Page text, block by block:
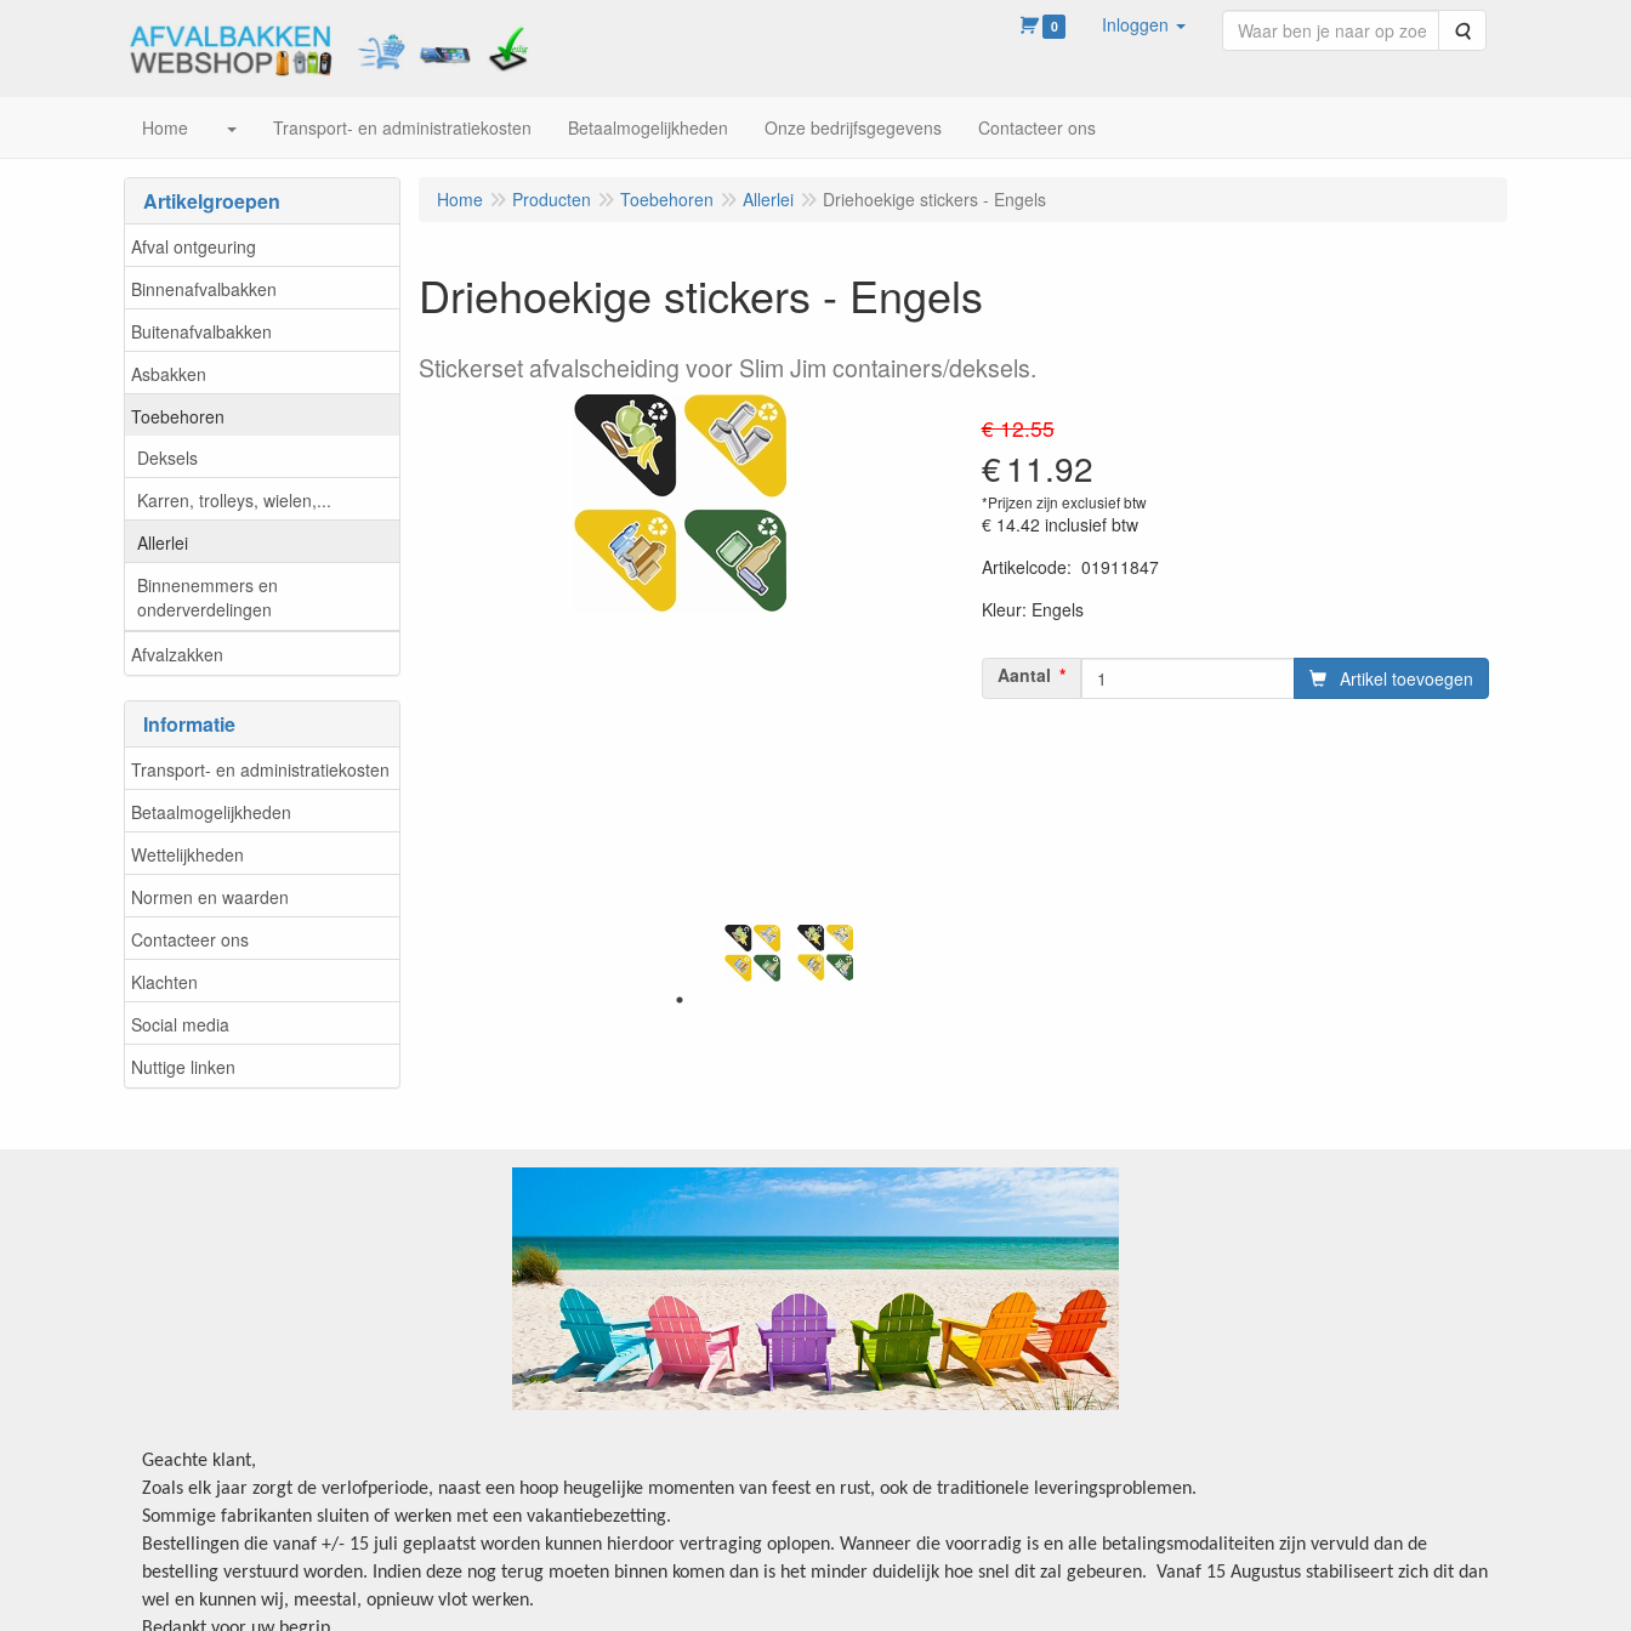
0 Inloggen Zoeken
Home Transport- en administratiekosten Betaalmogelijkheden Onze bedrijfsgegevens Contacteer ons
Artikelgroepen
Afval ontgeuring
Binnenafvalbakken
Buitenafvalbakken
Asbakken
Toebehoren
Deksels
Karren, trolleys, wielen,...
Allerlei
Binnenemmers en
onderverdelingen
Afvalzakken
Informatie
Transport- en administratiekosten
Betaalmogelijkheden
Wettelijkheden
Normen en waarden
Contacteer ons
Klachten
Social media
Nuttige linken
Home Producten Toebehoren Allerlei Driehoekige stickers - Engels
Driehoekige stickers - Engels
Stickerset afvalscheiding voor Slim Jim containers/deksels.
€ 12.55
€11.92
*Prijzen zijn exclusief btw
€ 14.42 inclusief btw
Artikelcode: 01911847
Kleur: Engels
Aantal Artikel toevoegen
Geachte klant,
Zoals elk jaar zorgt de verlofperiode, naast een hoop heugelijke momenten van feest en rust, ook de traditionele leveringsproblemen.
Sommige fabrikanten sluiten of werken met een vakantiebezetting.
Bestellingen die vanaf +/- 15 juli geplaatst worden kunnen hierdoor vertraging oplopen. Wanneer die voorradig is en alle betalingsmodaliteiten zijn vervuld dan de
bestelling verstuurd worden. Indien deze nog terug moeten binnen komen dan is het minder duidelijk hoe snel dit zal gebeuren. Vanaf 15 Augustus stabiliseert zich dit dan
wel en kunnen wij, meestal, opnieuw vlot werken.